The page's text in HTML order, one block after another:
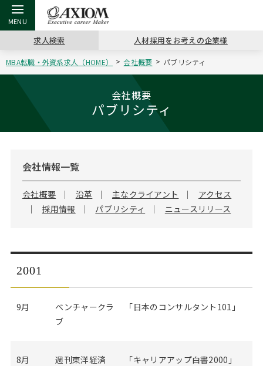
戻る
アクシアムの特長
サービス案内
“展”職
戻る
キャリア支援 TOP
キャリアデザイン講座
（最新求人市場動向）
MBAキ
ステージ別アドバイス
MBAの転職事例
MBA留学生数の推移
MBAを生かす求人特集
戻る
転職ツール TOP
英文レジュメの書き方
英文レ
日本語履歴書テンプレート
よくある面接Q&A集
Web面接の準備・注意点
戻る
転職コラム TOP
“展”職相談室
コンサルティングの現場から
転職成功への4つの鍵
注目企業インタビュー
戻る
イベント・セミナー TOP
キャリアデザインセミナー
ジョブフェア
海外セミナー
プロ経営者の特別セミナー
MBA NETWORKING
戻る
会社概要 TOP
アクセス
採用情報
ニュースリリース
求人検索 人材採用をお考えの企業様
MBA転職・外資系求人（HOME） 会社概要 パブリシティ
会社概要
パブリシティ
会社情報一覧
会社概要 沿革 主なクライアント
アクセス
採用情報
パブリシティ ニュースリリース
2001
9月
ベンチャークラ
ブ
「日本のコンサルタント101」
8月 週刊東洋経済 「キャリアアップ白書2000」